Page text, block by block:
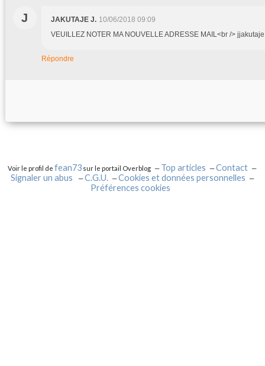
J JAKUTAJE J. 10/06/2018 09:09
VEUILLEZ NOTER MA NOUVELLE ADRESSE MAIL<br />
Répondre
Voir le profil defean73 sur le portail Overblog Top articles
Contact
Signaler un abus
C.G.U.
Cookies et données personnelles
Préférences cookies